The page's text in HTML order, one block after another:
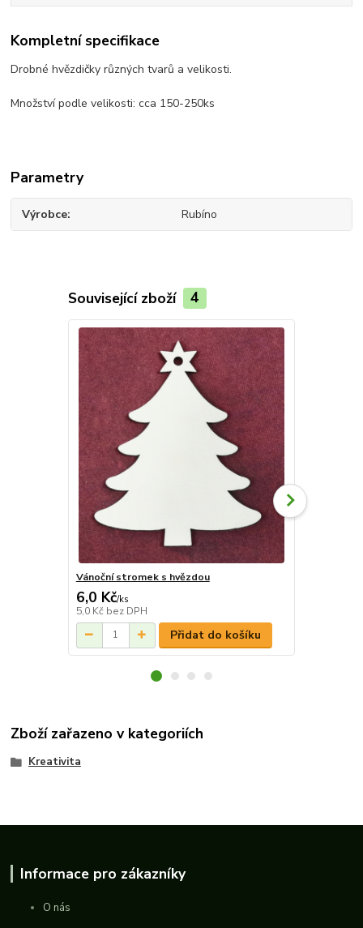
Kompletní specifikace
Drobné hvězdičky různých tvarů a velikosti.
Množství podle velikosti: cca 150-250ks
Parametry
Výrobce Rubíno
Související zboží 4
Vánoční stromek s hvězdou
6,0 Kč/ks
5,0 Kč bez DPH
Přidat do košíku
Zboží zařazeno v kategoriích
Kreativita
Informace pro zákazníky
O nás